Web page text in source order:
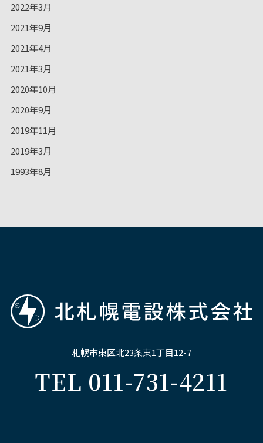
2022年3月
2021年9月
2021年4月
2021年3月
2020年10月
2020年9月
2019年11月
2019年3月
1993年8月
札幌市東区北23条東1丁目12-7
TEL 011-731-4211